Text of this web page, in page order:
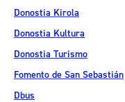
Donostia Kirola
Donostia Kultura
Donostia Turismo
Fomento de San Sebastián
Dbus